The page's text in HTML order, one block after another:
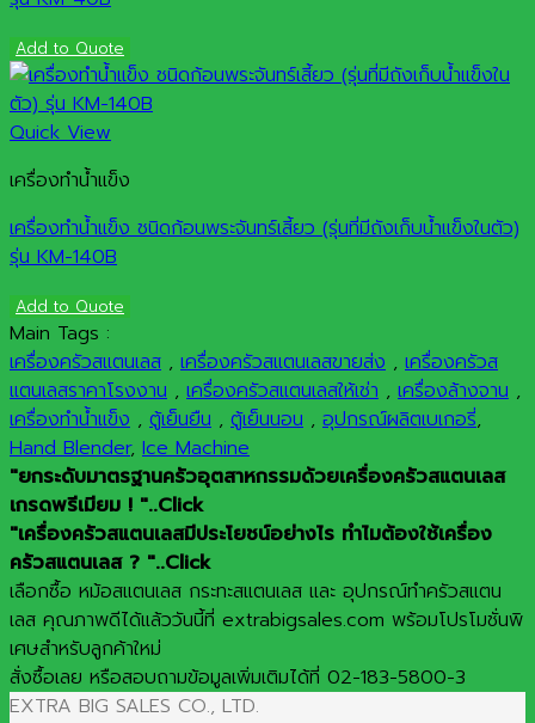
Add to Quote
Quick View
เครื่องทำน้ำแข็ง
เครื่องทำน้ำแข็ง ชนิดก้อนพระจันทร์เสี้ยว (รุ่นที่มีถังเก็บน้ำแข็งในตัว)
รุ่น KM-140B
Add to Quote
Main Tags :
เครื่องครัวสแตนเลส , เครื่องครัวสแตนเลสขายส่ง , เครื่องครัวส
แตนเลสราคาโรงงาน , เครื่องครัวสแตนเลสให้เช่า , เครื่องล้างจาน ,
เครื่องทำน้ำแข็ง , ตู้เย็นยืน , ตู้เย็นนอน , อุปกรณ์ผลิตเบเกอรี่,
Hand Blender, Ice Machine
"ยกระดับมาตรฐานครัวอุตสาหกรรมด้วยเครื่องครัวสแตนเลส
เกรดพรีเมียม ! "..Click
"เครื่องครัวสแตนเลสมีประโยชน์อย่างไร ทำไมต้องใช้เครื่อง
ครัวสแตนเลส ? "..Click
เลือกซื้อ หม้อสแตนเลส กระทะสแตนเลส และ อุปกรณ์ทำครัวสแตน
เลส คุณภาพดีได้แล้ววันนี้ที่ extrabigsales.com พร้อมโปรโมชั่นพิ
เศษสำหรับลูกค้าใหม่
สั่งซื้อเลย หรือสอบถามข้อมูลเพิ่มเติมได้ที่ 02-183-5800-3
EXTRA BIG SALES CO., LTD.